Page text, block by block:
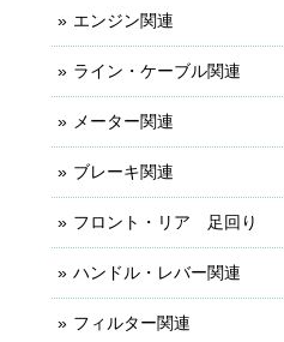
エンジン関連
ライン・ケーブル関連
メーター関連
ブレーキ関連
フロント・リア 足回り
ハンドル・レバー関連
フィルター関連